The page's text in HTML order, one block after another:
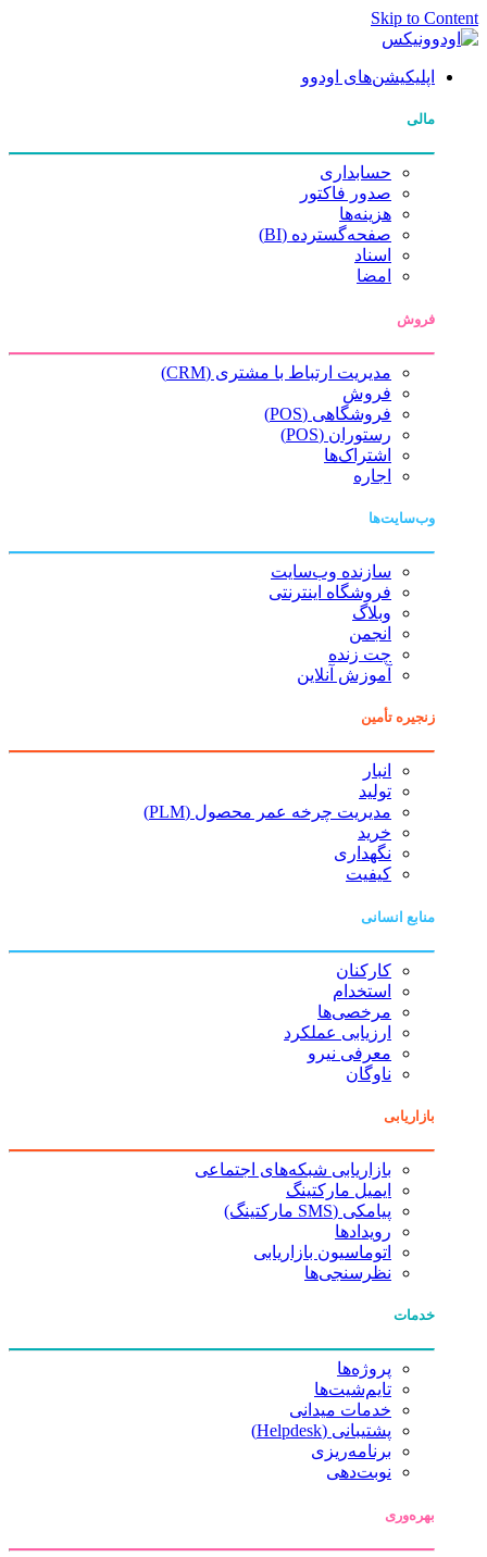
Skip to Content
اپلیکیشن‌های اودوو
مالی
حسابداری
صدور فاکتور
هزینه‌ها
صفحه‌گسترده (BI)
اسناد
امضا
فروش
مدیریت ارتباط با مشتری (CRM)
فروش
فروشگاهی (POS)
رستوران (POS)
اشتراک‌ها
اجاره
وب‌سایت‌ها
سازنده وب‌سایت
فروشگاه اینترنتی
وبلاگ
انجمن
چت زنده
آموزش آنلاین
زنجیره تأمین
انبار
تولید
مدیریت چرخه عمر محصول (PLM)
خرید
نگهداری
کیفیت
منابع انسانی
کارکنان
استخدام
مرخصی‌ها
ارزیابی عملکرد
معرفی نیرو
ناوگان
بازاریابی
بازاریابی شبکه‌های اجتماعی
ایمیل مارکتینگ
پیامکی (SMS مارکتینگ)
رویدادها
اتوماسیون بازاریابی
نظرسنجی‌ها
خدمات
پروژه‌ها
تایم‌شیت‌ها
خدمات میدانی
پشتیبانی (Helpdesk)
برنامه‌ریزی
نوبت‌دهی
بهره‌وری